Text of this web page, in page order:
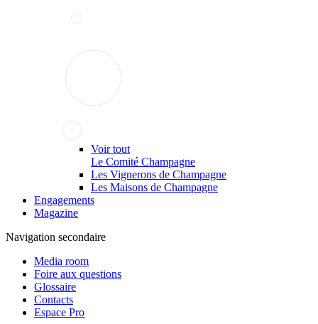
Voir tout
Le Comité Champagne
Les Vignerons de Champagne
Les Maisons de Champagne
Engagements
Magazine
Navigation secondaire
Media room
Foire aux questions
Glossaire
Contacts
Espace Pro